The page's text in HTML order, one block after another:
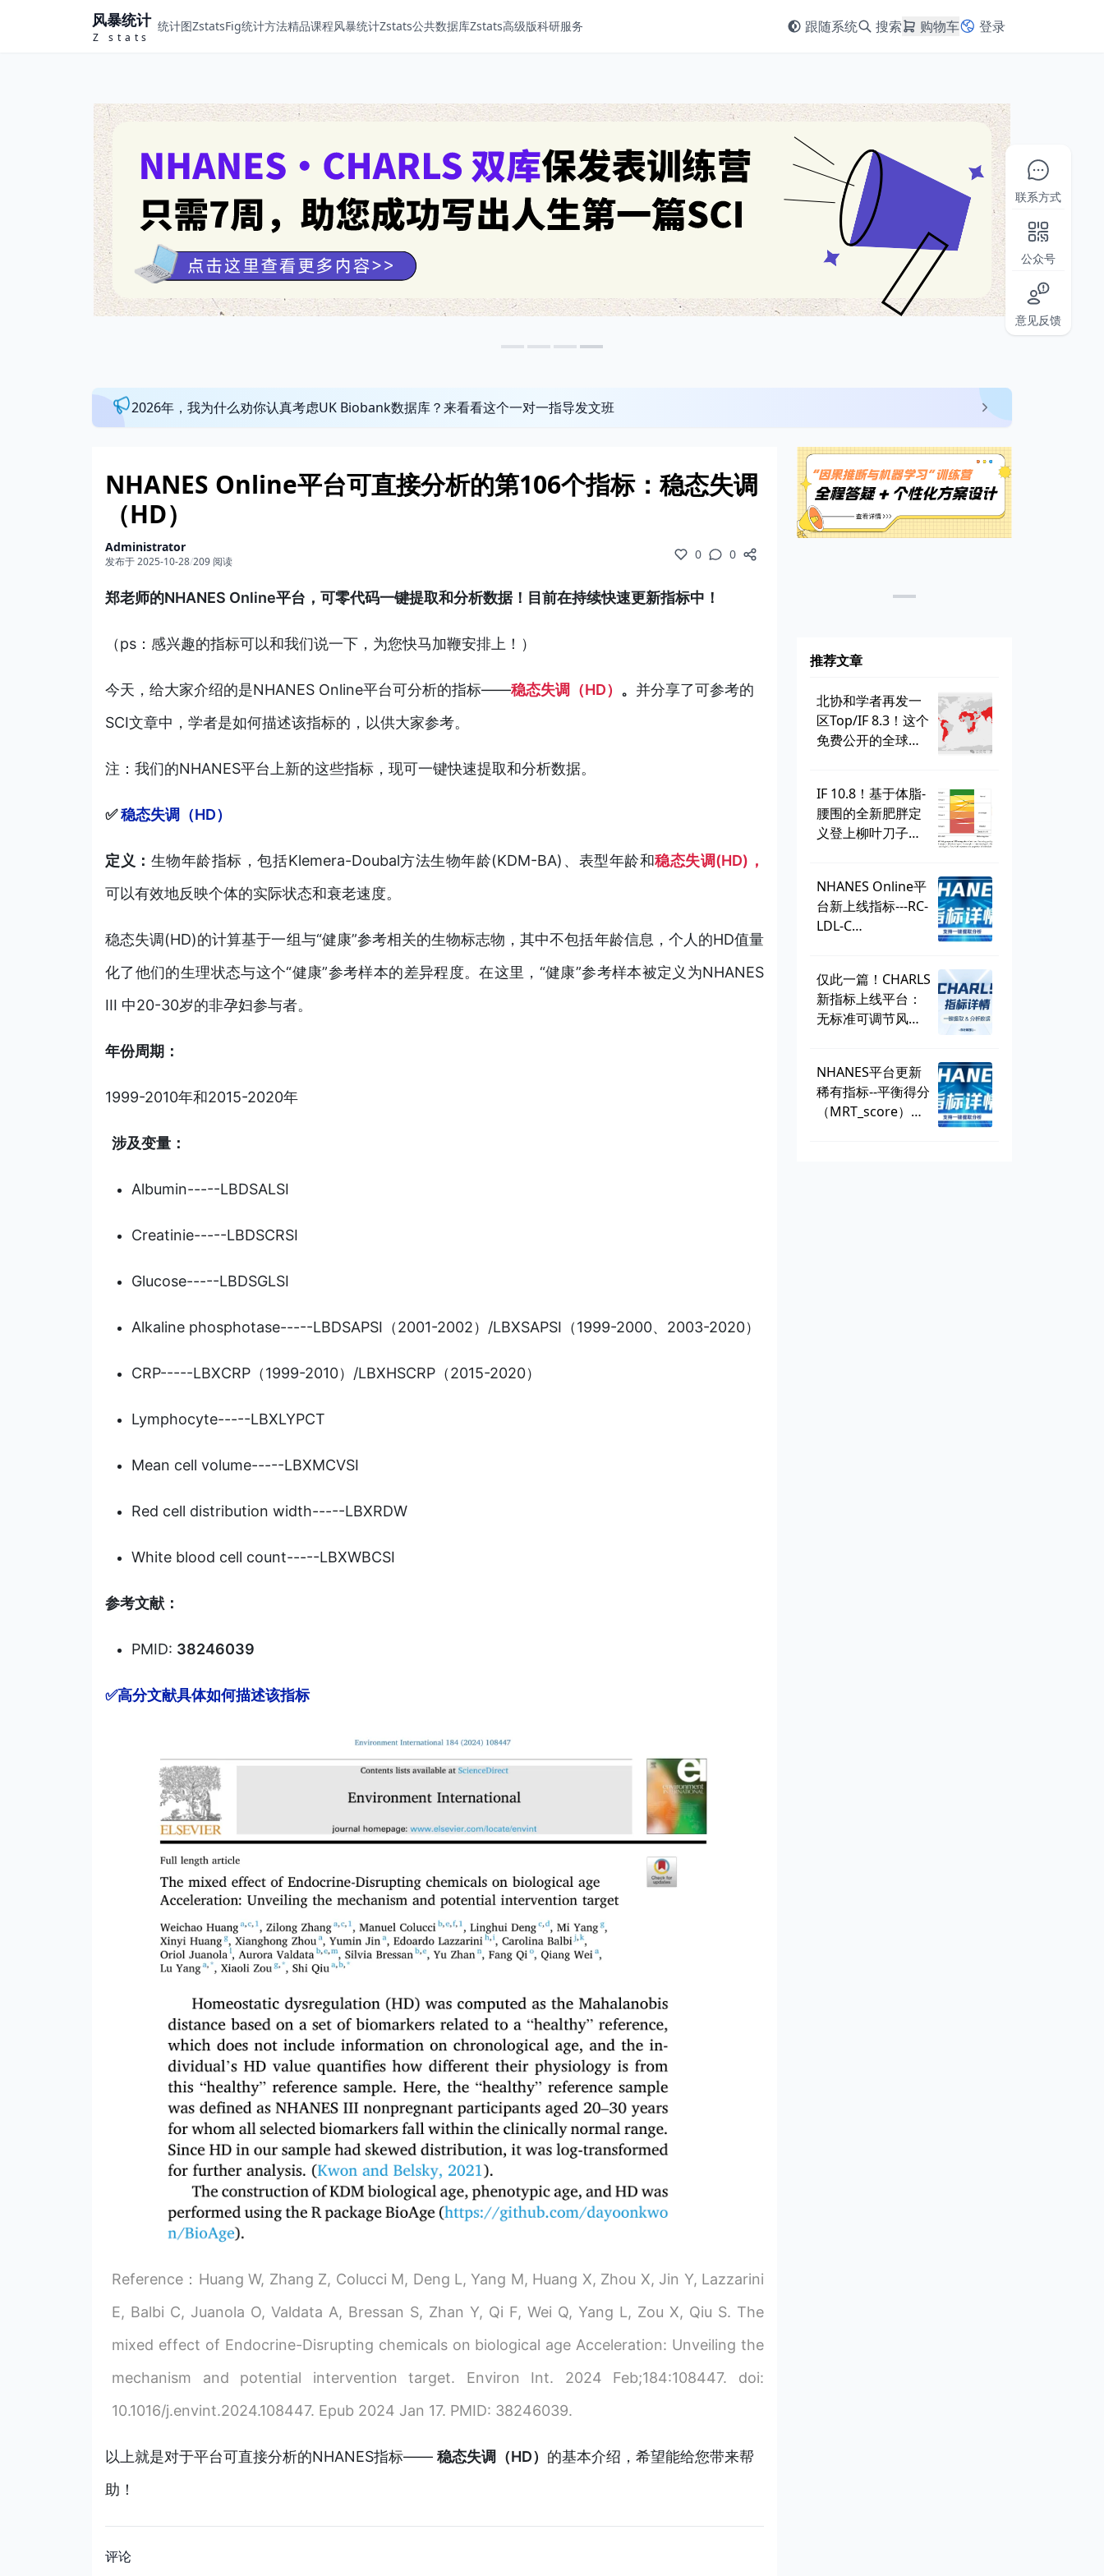
风暴统计
Z stats
统计图ZstatsFig统计方法精品课程风暴统计Zstats公共数据库Zstats高级版科研服务 跟随系统 搜索 购物车 登录
联系方式
公众号
意见反馈
2026年，我为什么劝你认真考虑UK Biobank数据库？来看看这个一对一指导发文班
NHANES Online平台可直接分析的第106个指标：稳态失调
（HD）
Administrator
发布于 2025-10-28/209 阅读 0 0
郑老师的NHANES Online平台，可零代码一键提取和分析数据！目前在持续快速更新指标中！
（ps：感兴趣的指标可以和我们说一下，为您快马加鞭安排上！）
今天，给大家介绍的是NHANES Online平台可分析的指标——稳态失调（HD） 。 并分享了可参考的
SCI文章中，学者是如何描述该指标的，以供大家参考。
注：我们的NHANES平台上新的这些指标，现可一键快速提取和分析数据。
✅稳态失调（HD）
定义： 生物年龄指标，包括Klemera-Doubal方法生物年龄(KDM-BA)、表型年龄和稳态失调(HD)，
可以有效地反映个体的实际状态和衰老速度。
稳态失调(HD)的计算基于一组与“健康”参考相关的生物标志物，其中不包括年龄信息，个人的HD值量
化了他们的生理状态与这个“健康”参考样本的差异程度。在这里，“健康”参考样本被定义为NHANES
III 中20-30岁的非孕妇参与者。
年份周期：
1999-2010年和2015-2020年
涉及变量：
Albumin-----LBDSALSI
Creatinie-----LBDSCRSI
Glucose-----LBDSGLSI
Alkaline phosphotase-----LBDSAPSI（2001-2002）/LBXSAPSI（1999-2000、2003-2020）
CRP-----LBXCRP（1999-2010）/LBXHSCRP（2015-2020）
Lymphocyte-----LBXLYPCT
Mean cell volume-----LBXMCVSI
Red cell distribution width-----LBXRDW
White blood cell count-----LBXWBCSI
参考文献：
PMID: 38246039
✅高分文献具体如何描述该指标
Reference：Huang W, Zhang Z, Colucci M, Deng L, Yang M, Huang X, Zhou X, Jin Y, Lazzarini
E, Balbi C, Juanola O, Valdata A, Bressan S, Zhan Y, Qi F, Wei Q, Yang L, Zou X, Qiu S. The
mixed effect of Endocrine-Disrupting chemicals on biological age Acceleration: Unveiling the
mechanism and potential intervention target. Environ Int. 2024 Feb;184:108447. doi:
10.1016/j.envint.2024.108447. Epub 2024 Jan 17. PMID: 38246039.
以上就是对于平台可直接分析的NHANES指标—— 稳态失调（HD） 的基本介绍，希望能给您带来帮
助！
评论
推荐文章
北协和学者再发一
区Top/IF 8.3！这个
免费公开的全球学
IF 10.8！基于体脂-
腰围的全新肥胖定
义登上柳叶刀子
总
NHANES Online平
台新上线指标---RC-
LDL-C
仅此一篇！CHARLS
新指标上线平台：
无标准可调节风险
NHANES平台更新
稀有指标--平衡得分
（MRT_score），